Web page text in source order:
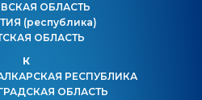
ОБЛАСТЬ
(республика)
ОБЛАСТЬ
К
РЕСПУБЛИКА
ОБЛАСТЬ